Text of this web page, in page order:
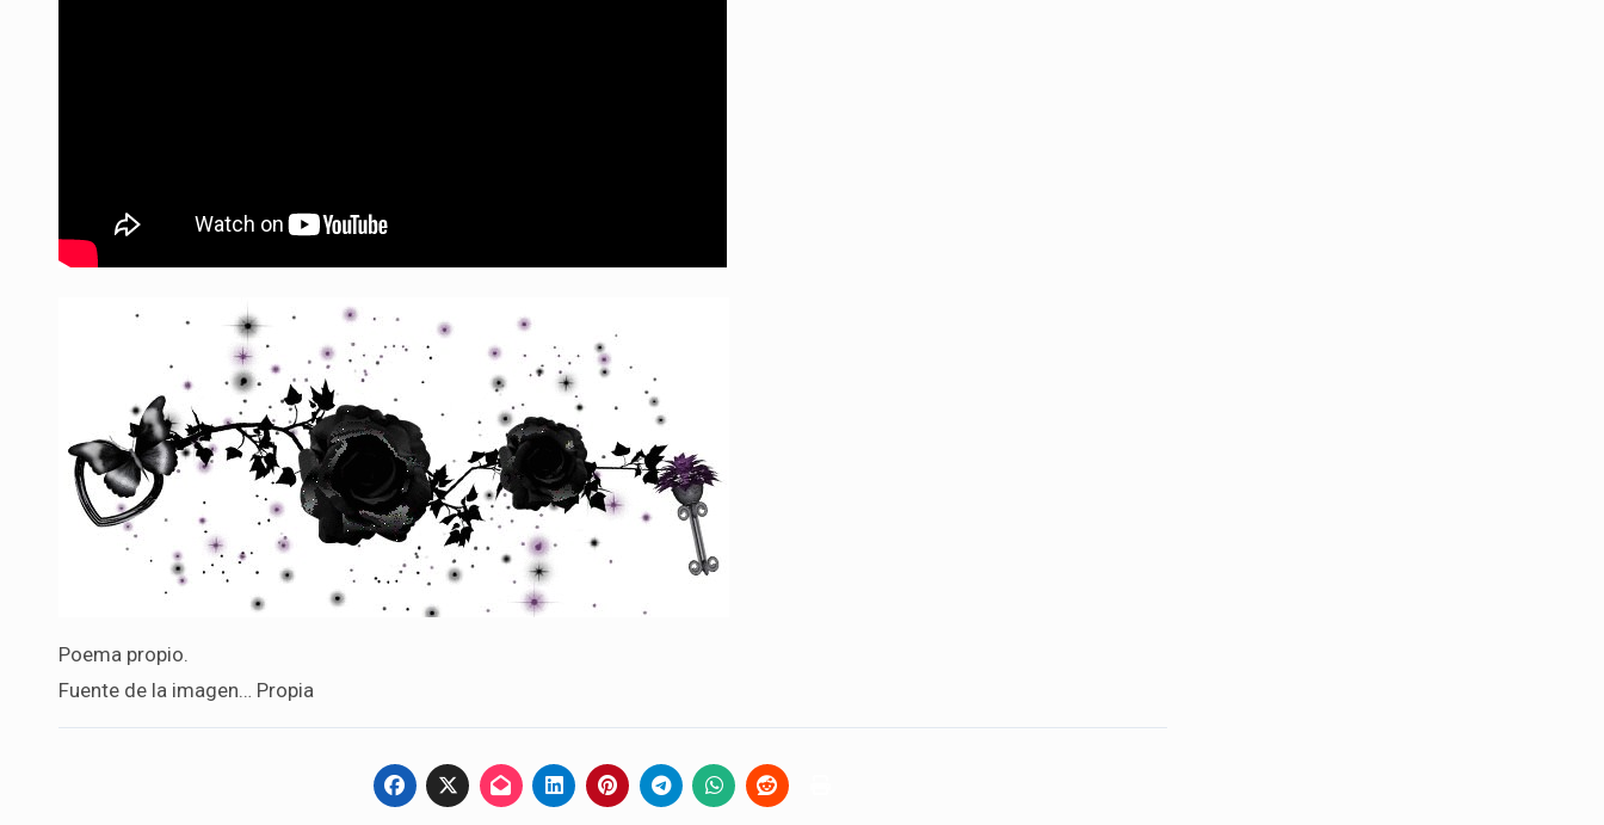
Poema propio.
Fuente de la imagen… Propia